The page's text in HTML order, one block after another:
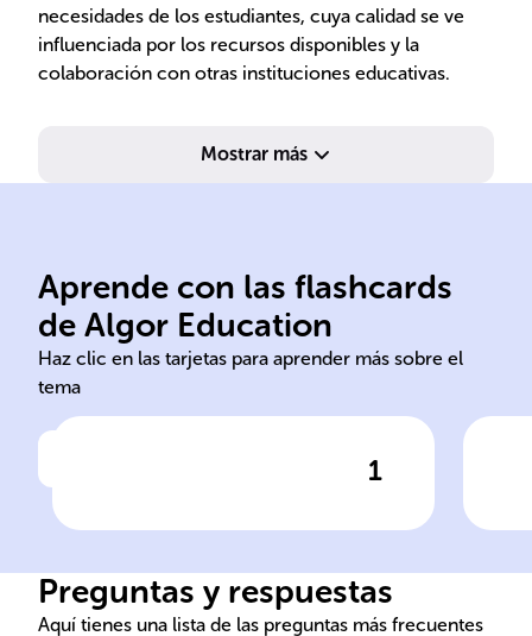
necesidades de los estudiantes, cuya calidad se ve
influenciada por los recursos disponibles y la
colaboración con otras instituciones educativas.
Mostrar más
Aprende con las flashcards
de Algor Education
Haz clic en las tarjetas para aprender más sobre el
tema
1
______ son considerados
de la educación.
Haz clic para comprobar la respuesta
Hilda Taba Ralph Tyler
Preguntas y respuestas
Aquí tienes una lista de las preguntas más frecuentes